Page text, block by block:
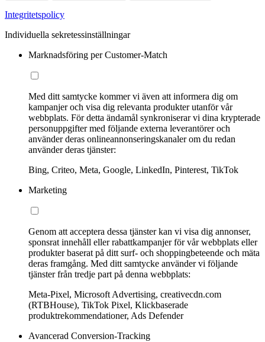
Integritetspolicy
Individuella sekretessinställningar
Marknadsföring per Customer-Match
Med ditt samtycke kommer vi även att informera dig om
kampanjer och visa dig relevanta produkter utanför vår
webbplats. För detta ändamål synkroniserar vi dina krypterade
personuppgifter med följande externa leverantörer och
använder deras onlineannonseringskanaler om du redan
använder deras tjänster:
Bing, Criteo, Meta, Google, LinkedIn, Pinterest, TikTok
Marketing
Genom att acceptera dessa tjänster kan vi visa dig annonser,
sponsrat innehåll eller rabattkampanjer för vår webbplats eller
produkter baserat på ditt surf- och shoppingbeteende och mäta
deras framgång. Med ditt samtycke använder vi följande
tjänster från tredje part på denna webbplats:
Meta-Pixel, Microsoft Advertising, creativecdn.com
(RTBHouse), TikTok Pixel, Klickbaserade
produktrekommendationer, Ads Defender
Avancerad Conversion-Tracking